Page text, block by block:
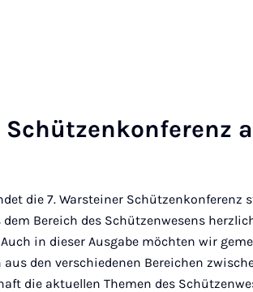
Schützen­kon­fer­enz
die 7. Warsteiner Schützenkonferenz
Bereich des Schützenwesens
in dieser Ausgabe möchten wir
den verschiedenen Bereichen
die aktuellen Themen des